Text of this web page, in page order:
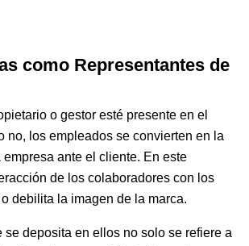
como Representantes de
o gestor esté presente en el
no, los empleados se convierten en la
ante el cliente. En este
de los colaboradores con los
debilita la imagen de la marca.
se deposita en ellos no solo se refiere a